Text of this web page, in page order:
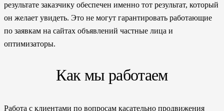
результате заказчику обеспечен именно тот результат, который
он желает увидеть. Это не могут гарантировать работающие
по заявкам на сайтах объявлений частные лица и
оптимизаторы.
Как мы работаем
Работа с клиентами по вопросам касательно продвижения